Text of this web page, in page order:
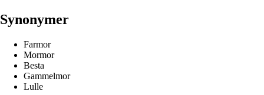
Synonymer
Farmor
Mormor
Besta
Gammelmor
Lulle